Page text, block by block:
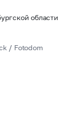
области
/ Fotodom